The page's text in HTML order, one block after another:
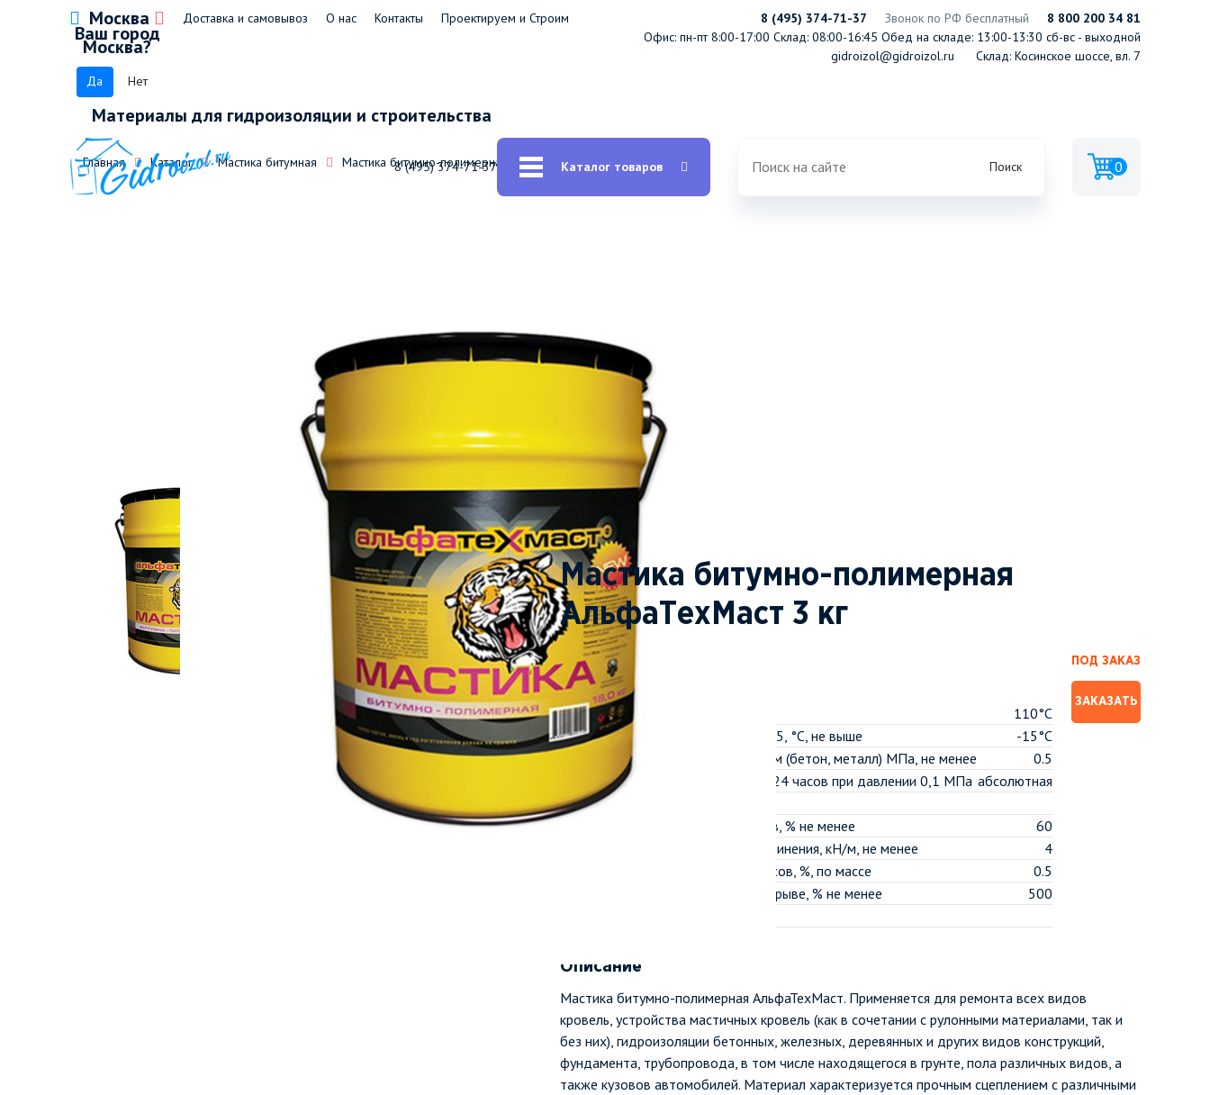
Москва
Ваш город
Москва?
Да Нет
Доставка и самовывоз О нас Контакты Проектируем и Строим
Материалы для гидроизоляции и строительства
8 (495) 374-71-37 Звонок по РФ бесплатный
8 800 200 34 81
Офис: пн-пт 8:00-17:00 Склад: 08:00-16:45 Обед на складе: 13:00-13:30 сб-вс - выходной
gidroizol@gidroizol.ru
Склад: Косинское шоссе, вл. 7
8 (495) 374-71-37 Каталог товаров Поиск 0
Главная Каталог Мастика битумная Мастика битумно-полимерная АльфаТехМаст
Мастика битумно-полимерная
АльфаТехМаст 3 кг
Характеристики
Теплостойкость, °C, не ниже
110°C
Температура гибкости на брусе R=5, °C, не выше
-15°C
Прочность сцепления с основанием (бетон, металл) МПа, не менее
0.5
Водонепроницаемость в течение 24 часов при давлении 0,1 МПа абсолютная
Условная вязкость, С, не менее
Массовая доля нелетучих веществ, % не менее
60
Прочность на сдвиг клеевого соединения, кН/м, не менее
4
Водопоглощение в течение 24 часов, %, по массе
0.5
Относительное удлинение при разрыве, % не менее
500
ПОД ЗАКАЗ
ЗАКАЗАТЬ
Описание
Мастика битумно-полимерная АльфаТехМаст. Применяется для ремонта всех видов
кровель, устройства мастичных кровель (как в сочетании с рулонными материалами, так и
без них), гидроизоляции бетонных, железных, деревянных и других видов конструкций,
фундамента, трубопровода, в том числе находящегося в грунте, пола различных видов, а
также кузовов автомобилей. Материал характеризуется прочным сцеплением с различными